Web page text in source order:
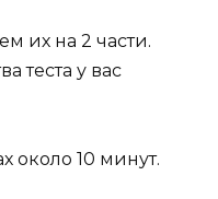
их на 2 части.
теста у вас
около 10 минут.